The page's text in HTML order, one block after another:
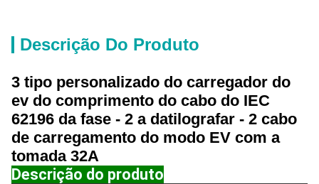
Descrição Do Produto
3 tipo personalizado do carregador do
ev do comprimento do cabo do IEC
62196 da fase - 2 a datilografar - 2 cabo
de carregamento do modo EV com a
tomada 32A
Descrição do produto